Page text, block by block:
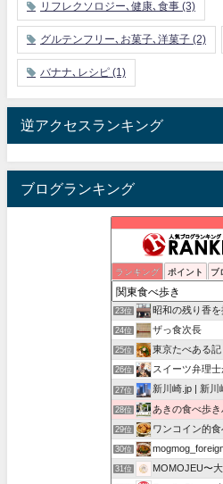
リフレクソロジー､健康､食事 (3)
グルテンフリー､お菓子､洋菓子 (2)
バナナ､レシピ (1)
逆アクセスランキング
ブログランキング
ランキング ポイント ブ
21位 孤高の千葉グル
22位 田園都市線のお
23位 昭和の残り香を
24位 ザっ食次長
25位 東京たべある記
26位 スイーツ弁理士
27位 新川崎.jp | 新川崎・鹿島田
28位 あきの食べ歩きハッピー部｜東長
29位 ワンコイン的食
30位
31位 MOMOJEU〜大人のお